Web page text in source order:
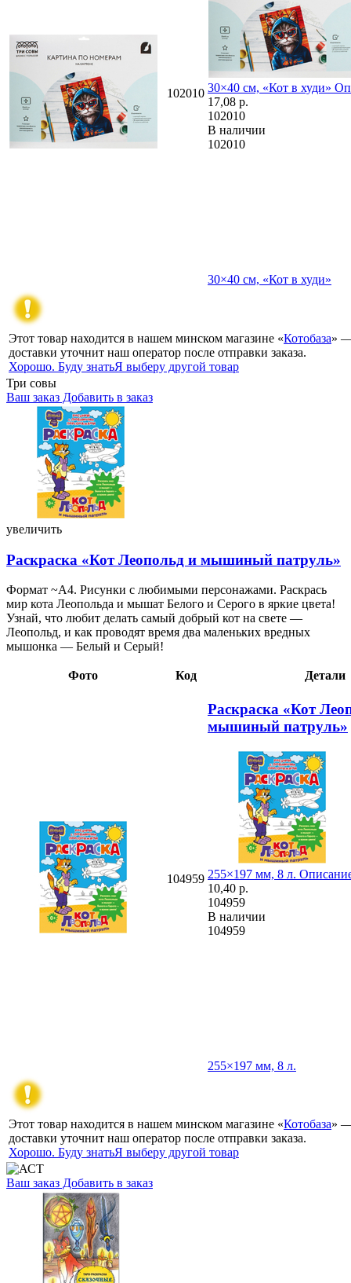
102010 30×40 см, «Кот в худи»
17,08 р.
102010
В наличии
102010
30×40 см, «Кот в худи»
Этот товар находится в нашем минском магазине «Котобаза» —
доставки уточнит наш оператор после отправки заказа.
Хорошо. Буду знатьЯ выберу другой товар
Три совы
Ваш заказ Добавить в заказ
Раскраска «Кот Леопольд и мышиный патруль» 255×197 мм, 8
л. 10,40 104959
увеличить
Раскраска «Кот Леопольд и мышиный патруль»
Формат ~А4. Рисунки с любимыми персонажами. Раскрась
мир кота Леопольда и мышат Белого и Серого в яркие цвета!
Узнай, что любит делать самый добрый кот на свете —
Леопольд, и как проводят время два маленьких вредных
мышонка — Белый и Серый!
Фото Код Детали
104959
Раскраска «Кот
мышиный патруль»
255×197 мм, 8 л.
10,40 р.
104959
В наличии
104959
255×197 мм, 8 л.
Этот товар находится в нашем минском магазине «Котобаза» —
доставки уточнит наш оператор после отправки заказа.
Хорошо. Буду знатьЯ выберу другой товар
Ваш заказ Добавить в заказ
Раскраска-таро «Сказочные котики» 280×210×6 мм, 48
страниц, 16+ 14,57 105208